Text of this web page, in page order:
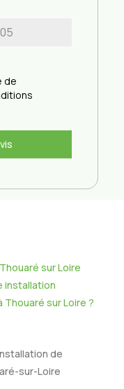
de
sur Loire
installation
sur Loire ?
de
sur-Loire